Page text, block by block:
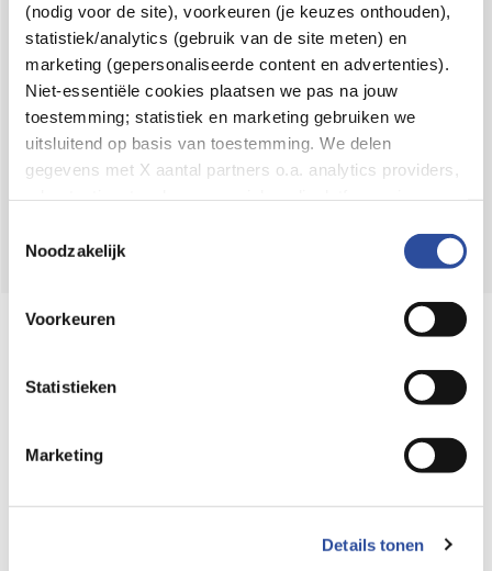
(nodig voor de site), voorkeuren (je keuzes onthouden),
statistiek/analytics (gebruik van de site meten) en
marketing (gepersonaliseerde content en advertenties).
Niet-essentiële cookies plaatsen we pas na jouw
toestemming; statistiek en marketing gebruiken we
uitsluitend op basis van toestemming. We delen
gegevens met X aantal partners o.a. analytics providers,
en de bewaartermijnen per categorie. Je kunt je keuze op
gegevensverwerking staat in de
Privacyverklaring
Noodzakelijk
Voorkeuren
Statistieken
Marketing
Details tonen
Over DA
Klantenservice
Assortiment
VolgDAop:
Online aanbieder medicijnen
webshop mag verkopen.
⁠Verantwoorde zorg, ⁠ook online.